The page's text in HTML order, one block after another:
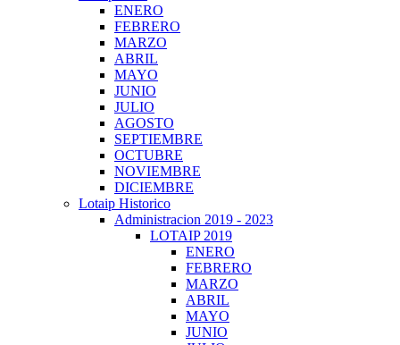
ENERO
FEBRERO
MARZO
ABRIL
MAYO
JUNIO
JULIO
AGOSTO
SEPTIEMBRE
OCTUBRE
NOVIEMBRE
DICIEMBRE
Lotaip Historico
Administracion 2019 - 2023
LOTAIP 2019
ENERO
FEBRERO
MARZO
ABRIL
MAYO
JUNIO